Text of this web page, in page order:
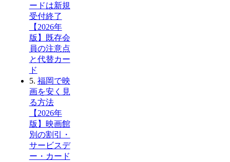
ードは新規
受付終了
【2026年
版】既存会
員の注意点
と代替カー
ド
5. 福岡で映
画を安く見
る方法
【2026年
版】映画館
別の割引・
サービスデ
ー・カード